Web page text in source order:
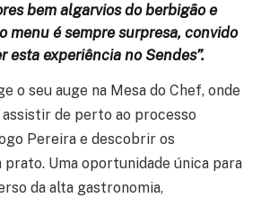
bem algarvios do berbigão e
menu é sempre surpresa, convido
esta experiência no Sendes”.
o seu auge na Mesa do Chef, onde
de perto ao processo
Pereira e descobrir os
prato. Uma oportunidade única para
da alta gastronomia,